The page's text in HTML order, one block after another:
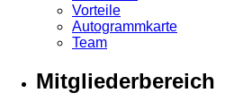
Vorteile
Autogrammkarte
Team
Mitgliederbereich